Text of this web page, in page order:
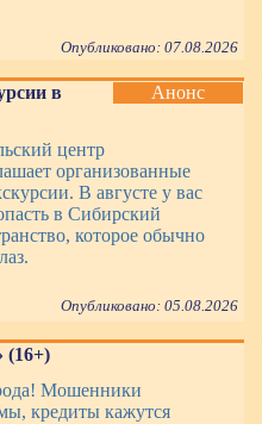
Опубликовано: 07.08.2026
в
Анонс
центр
организованные
В августе у вас
в Сибирский
которое обычно
Опубликовано: 05.08.2026
(16+)
Мошенники
кредиты кажутся